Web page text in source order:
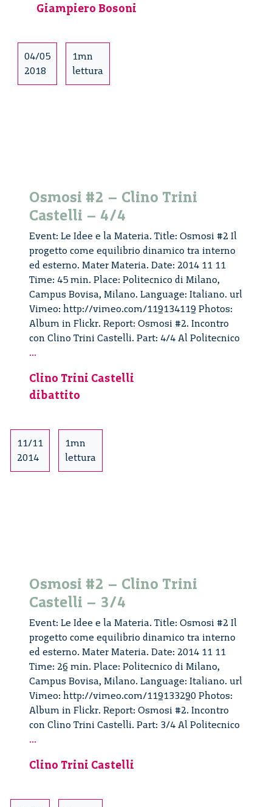
–
Giampiero Bosoni
04/05
2018
1mn
lettura
Osmosi #2 – Clino Trini
Castelli – 4/4
Event: Le Idee e la Materia. Title: Osmosi #2 Il
progetto come equilibrio dinamico tra interno
ed esterno. Mater Materia. Date: 2014 11 11
Time: 45 min. Place: Politecnico di Milano,
Campus Bovisa, Milano. Language: Italiano. url
Vimeo: http://vimeo.com/119134119 Photos:
Album in Flickr. Report: Osmosi #2. Incontro
con Clino Trini Castelli. Part: 4/4 Al Politecnico
...
–
Clino
–
4/4
Clino Trini Castelli
dibattito
11/11
2014
1mn
lettura
Osmosi #2 – Clino Trini
Castelli – 3/4
Event: Le Idee e la Materia. Title: Osmosi #2 Il
progetto come equilibrio dinamico tra interno
ed esterno. Mater Materia. Date: 2014 11 11
Time: 26 min. Place: Politecnico di Milano,
Campus Bovisa, Milano. Language: Italiano. url
Vimeo: http://vimeo.com/119133290 Photos:
Album in Flickr. Report: Osmosi #2. Incontro
con Clino Trini Castelli. Part: 3/4 Al Politecnico
...
–
Trini
Clino Trini Castelli